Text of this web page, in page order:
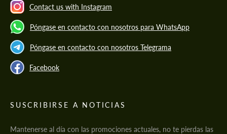
Contact us with Instagram
Póngase en contacto con nosotros para WhatsApp
Póngase en contacto con nosotros Telegrama
Facebook
SUSCRIBIRSE A NOTICIAS
Mantenerse al día con las promociones actuales, no te pierdas las